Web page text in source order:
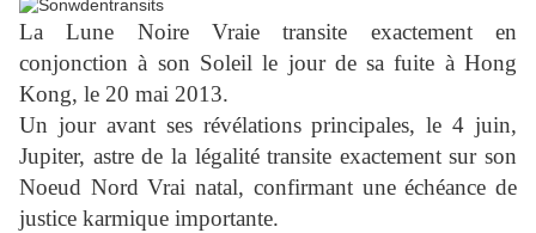
La Lune Noire Vraie transite exactement en
conjonction à son Soleil le jour de sa fuite à Hong
Kong, le 20 mai 2013.
Un jour avant ses révélations principales, le 4 juin,
Jupiter, astre de la légalité transite exactement sur son
Noeud Nord Vrai natal, confirmant une échéance de
justice karmique importante.